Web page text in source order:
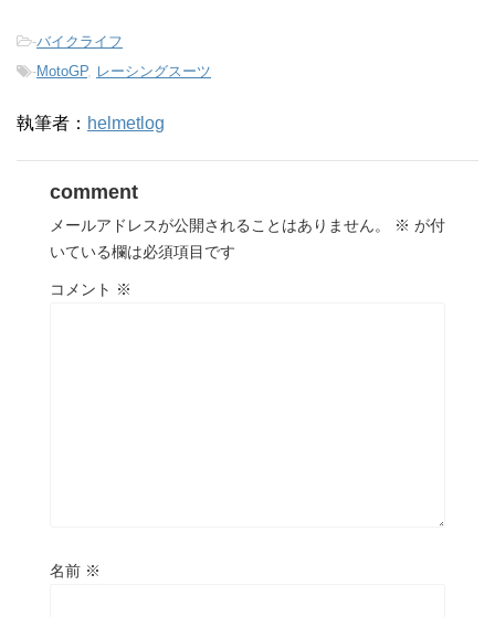
-バイクライフ
-MotoGP, レーシングスーツ
執筆者： helmetlog
comment
メールアドレスが公開されることはありません。 ※ が付
いている欄は必須項目です
コメント ※
名前 ※